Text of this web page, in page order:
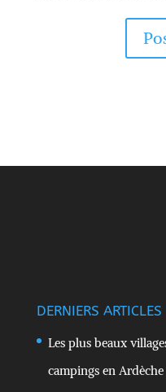
DERNIERS ARTICLES
Les plus beaux
campings en Ardèche